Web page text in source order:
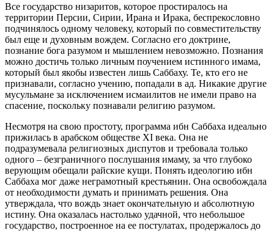
Все государство низаритов, которое простиралось на
территории Персии, Сирии, Ирана и Ирака, беспрекословно
подчинялось одному человеку, который по совместительству
был еще и духовным вождем. Согласно его доктрине,
познание бога разумом и мышлением невозможно. Познания
можно достичь только личным поучением истинного имама,
который был якобы известен лишь Саббаху. Те, кто его не
признавали, согласно учению, попадали в ад. Никакие другие
мусульмане за исключением исмаилитов не имели право на
спасение, поскольку познавали религию разумом.
Несмотря на свою простоту, программа ибн Саббаха идеально
прижилась в арабском обществе XI века. Она не
подразумевала религиозных диспутов и требовала только
одного – безграничного послушания имаму, за что глубоко
верующим обещали райские кущи. Понять идеологию ибн
Саббаха мог даже неграмотный крестьянин. Она освобождала
от необходимости думать и принимать решения. Она
утверждала, что вождь знает окончательную и абсолютную
истину. Она оказалась настолько удачной, что небольшое
государство, построенное на ее постулатах, продержалось до